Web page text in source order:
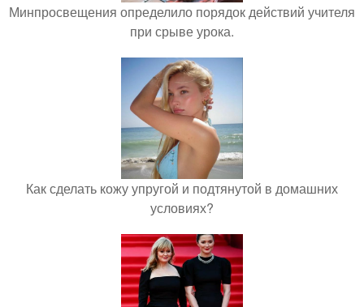
Минпросвещения определило порядок действий учителя
при срыве урока.
Как сделать кожу упругой и подтянутой в домашних
условиях?